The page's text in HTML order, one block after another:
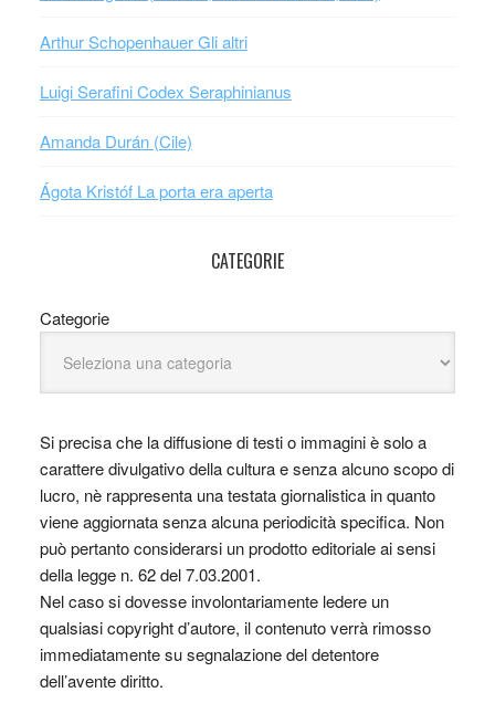
Arthur Schopenhauer Gli altri
Luigi Serafini Codex Seraphinianus
Amanda Durán (Cile)
Ágota Kristóf La porta era aperta
CATEGORIE
Categorie
Si precisa che la diffusione di testi o immagini è solo a
carattere divulgativo della cultura e senza alcuno scopo di
lucro, nè rappresenta una testata giornalistica in quanto
viene aggiornata senza alcuna periodicità specifica. Non
può pertanto considerarsi un prodotto editoriale ai sensi
della legge n. 62 del 7.03.2001.
Nel caso si dovesse involontariamente ledere un
qualsiasi copyright d’autore, il contenuto verrà rimosso
immediatamente su segnalazione del detentore
dell’avente diritto.